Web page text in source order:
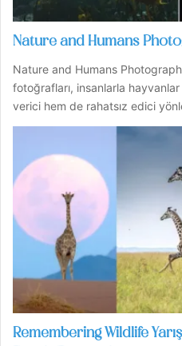
Nature and Humans
Nature and Humans
fotoğrafları, insanlarla
verici hem de rahatsız edici
Remembering Wildlife